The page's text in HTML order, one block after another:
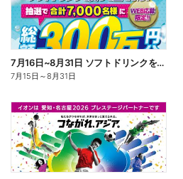
7月16日~8月31日 ソフトドリンクを買って当てよう!
7月15日 ～8月31日